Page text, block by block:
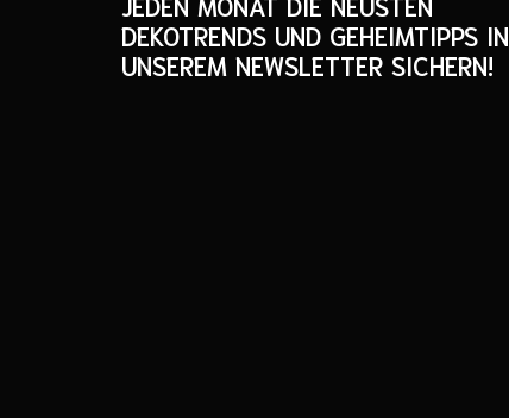
DEKOTRENDS UND GEHEIMTIPPS IN
UNSEREM NEWSLETTER SICHERN!